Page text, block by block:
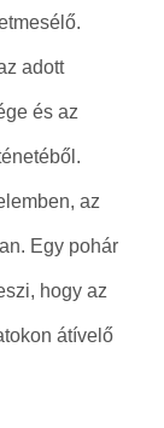
adott
és az
az
Egy pohár
hogy az
átívelő